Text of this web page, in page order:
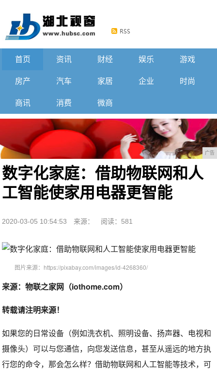
首页 资讯 财经 娱乐 游戏
房产 汽车 家居 企业 时尚
商讯 消费 微商
广告
数字化家庭：借助物联网和人
工智能使家用电器更智能
2020-03-05 10:54:53 来源： 阅读：581
图片来源：https://pixabay.com/images/id-4268360/
来源：物联之家网（iothome.com）
转载请注明来源！
如果您的日常设备（例如洗衣机、照明设备、扬声器、电视和
摄像头）可以与您通信，向您发送信息，甚至从遥远的地方执
行您的命令，那会怎么样？借助物联网和人工智能等技术，可